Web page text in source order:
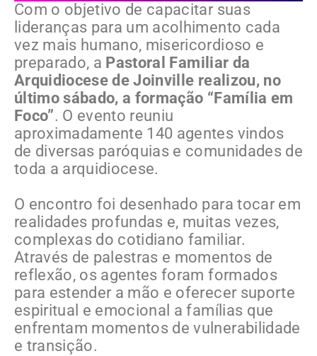
Com o objetivo de capacitar suas
lideranças para um acolhimento cada
vez mais humano, misericordioso e
preparado, a Pastoral Familiar da
Arquidiocese de Joinville realizou, no
último sábado, a formação “Família em
Foco”. O evento reuniu
aproximadamente 140 agentes vindos
de diversas paróquias e comunidades de
toda a arquidiocese.
O encontro foi desenhado para tocar em
realidades profundas e, muitas vezes,
complexas do cotidiano familiar.
Através de palestras e momentos de
reflexão, os agentes foram formados
para estender a mão e oferecer suporte
espiritual e emocional a famílias que
enfrentam momentos de vulnerabilidade
e transição.